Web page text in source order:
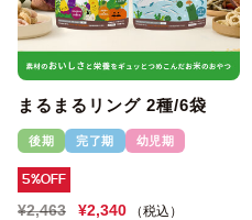
まるまるリング 2種/6袋
後期 完了期 幼児期
5%OFF
¥2,463 ¥2,340
（税込）